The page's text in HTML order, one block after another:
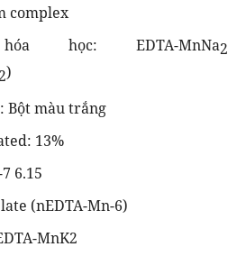
complex
học: EDTA-MnNa2
)
Bột màu trắng
13%
6.15
(nEDTA-Mn-6)
MnK2